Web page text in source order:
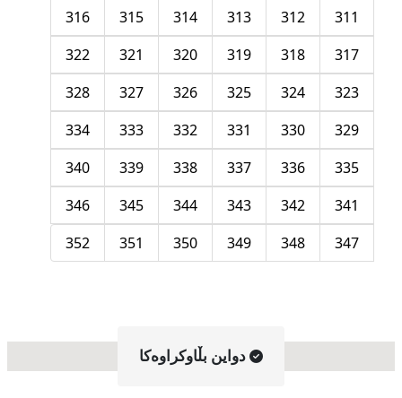
311
312
313
314
315
316
317
318
319
320
321
322
323
324
325
326
327
328
329
330
331
332
333
334
335
336
337
338
339
340
341
342
343
344
345
346
347
348
349
350
351
352
دواین بڵاوکراوه‌کا